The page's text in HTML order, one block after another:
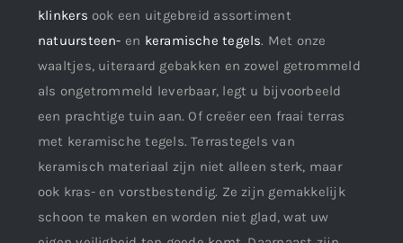
klinkers ook een uitgebreid assortiment
natuursteen- en keramische tegels. Met onze
waaltjes, uiteraard gebakken en zowel getrommeld
als ongetrommeld leverbaar, legt u bijvoorbeeld
een prachtige tuin aan. Of creëer een fraai terras
met keramische tegels. Terrastegels van
keramisch materiaal zijn niet alleen sterk, maar
ook kras- en vorstbestendig. Ze zijn gemakkelijk
schoon te maken en worden niet glad, wat uw